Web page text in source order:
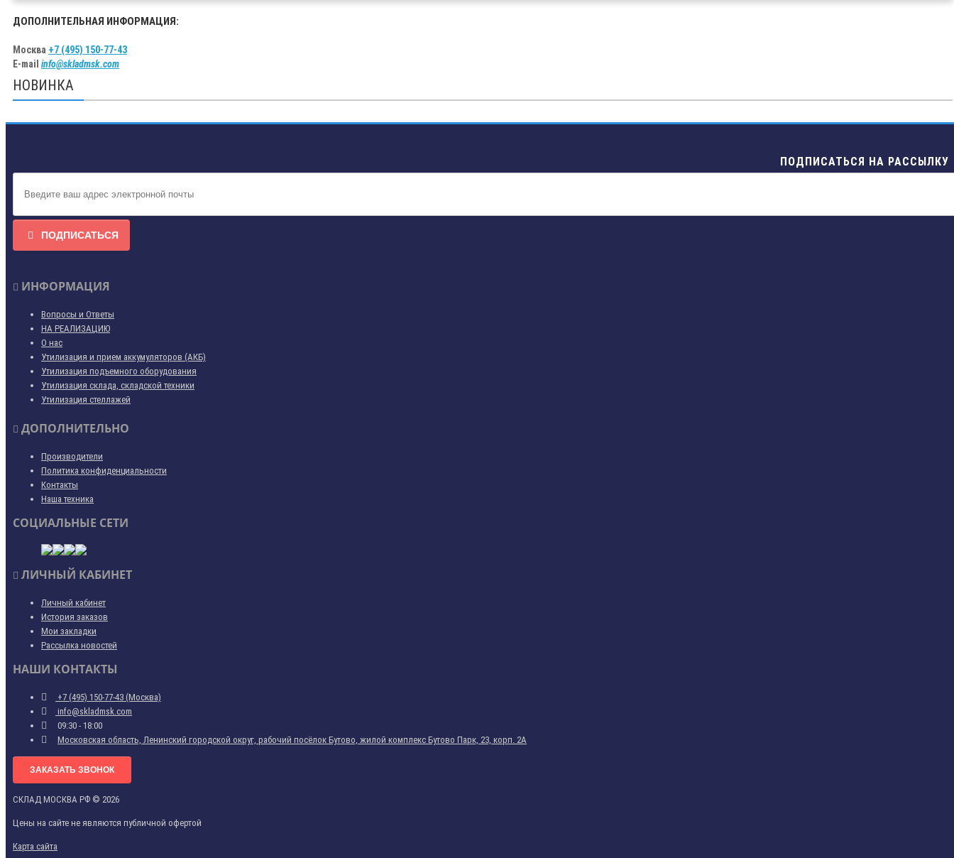
ДОПОЛНИТЕЛЬНАЯ ИНФОРМАЦИЯ:
Москва +7 (495) 150-77-43
E-mail info@skladmsk.com
НОВИНКА
ПОДПИСАТЬСЯ НА РАССЫЛКУ
ПОДПИСАТЬСЯ
ИНФОРМАЦИЯ
Вопросы и Ответы
НА РЕАЛИЗАЦИЮ
О нас
Утилизация и прием аккумуляторов (АКБ)
Утилизация подъемного оборудования
Утилизация склада, складской техники
Утилизация стеллажей
ДОПОЛНИТЕЛЬНО
Производители
Политика конфиденциальности
Контакты
Наша техника
СОЦИАЛЬНЫЕ СЕТИ
ЛИЧНЫЙ КАБИНЕТ
Личный кабинет
История заказов
Мои закладки
Рассылка новостей
НАШИ КОНТАКТЫ
+7 (495) 150-77-43 (Москва)
info@skladmsk.com
09:30 - 18:00
Московская область, Ленинский городской округ, рабочий посёлок Бутово, жилой комплекс Бутово Парк, 23, корп. 2А
ЗАКАЗАТЬ ЗВОНОК
СКЛАД МОСКВА РФ © 2026
Цены на сайте не являются публичной офертой
Карта сайта